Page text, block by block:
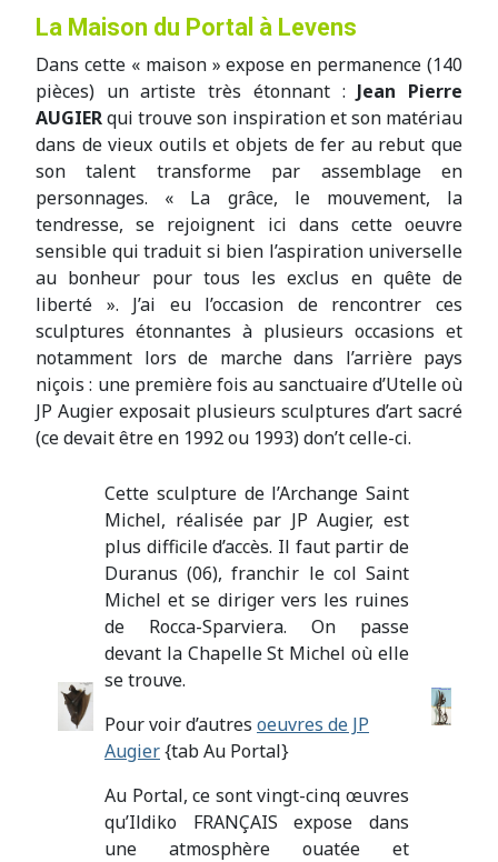
La Maison du Portal à Levens
Dans cette « maison » expose en permanence (140
pièces) un artiste très étonnant : Jean Pierre
AUGIERqui trouve son inspiration et son matériau
dans de vieux outils et objets de fer au rebut que
son talent transforme par assemblage en
personnages. « La grâce, le mouvement, la
tendresse, se rejoignent ici dans cette oeuvre
sensible qui traduit si bien l’aspiration universelle
au bonheur pour tous les exclus en quête de
liberté ». J’ai eu l’occasion de rencontrer ces
sculptures étonnantes à plusieurs occasions et
notamment lors de marche dans l’arrière pays
niçois : une première fois au sanctuaire d’Utelle où
JP Augier exposait plusieurs sculptures d’art sacré
(ce devait être en 1992 ou 1993) don’t celle-ci.
Cette sculpture de l’Archange Saint
Michel, réalisée par JP Augier, est
plus difficile d’accès. Il faut partir de
Duranus (06), franchir le col Saint
Michel et se diriger vers les ruines
de Rocca-Sparviera. On passe
devant la Chapelle St Michel où elle
se trouve.
Pour voir d’autres oeuvres de JP
Augier{tab Au Portal}
Au Portal, ce sont vingt-cinq œuvres
qu’Ildiko FRANÇAIS expose dans
une atmosphère ouatée et